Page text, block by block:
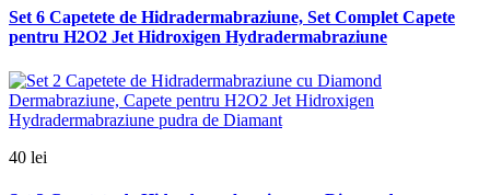
Set 6 Capetete de Hidradermabraziune, Set Complet Capete
pentru H2O2 Jet Hidroxigen Hydradermabraziune
40 lei